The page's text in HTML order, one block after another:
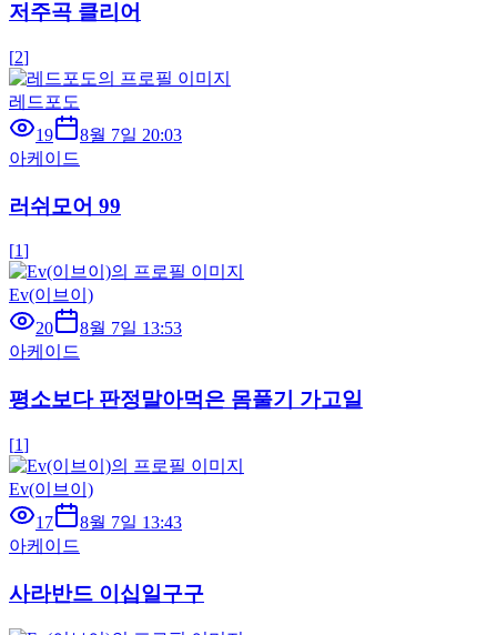
저주곡 클리어
[2]
레드포도
19
8월 7일 20:03
아케이드
러쉬모어 99
[1]
Ev(이브이)
20
8월 7일 13:53
아케이드
평소보다 판정말아먹은 몸풀기 가고일
[1]
Ev(이브이)
17
8월 7일 13:43
아케이드
사라반드 이십일구구